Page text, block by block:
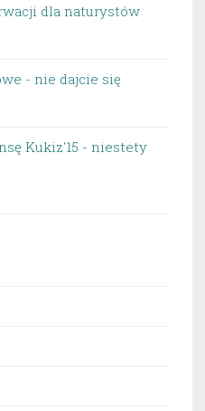
dla naturystów
- nie dajcie się
Kukiz'15 - niestety